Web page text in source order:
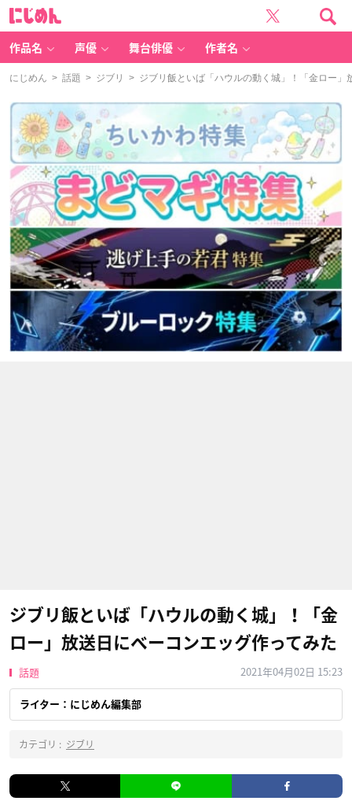
作品名 声優 舞台俳優 作者名
にじめん > 話題 > ジブリ > ジブリ飯といば「ハウルの動く城」！「金ロー」
ジブリ飯といば「ハウルの動く城」！「金
ロー」放送日にベーコンエッグ作ってみた
話題 2021年04月02日 15:23
ライター：にじめん編集部
カテゴリ : ジブリ